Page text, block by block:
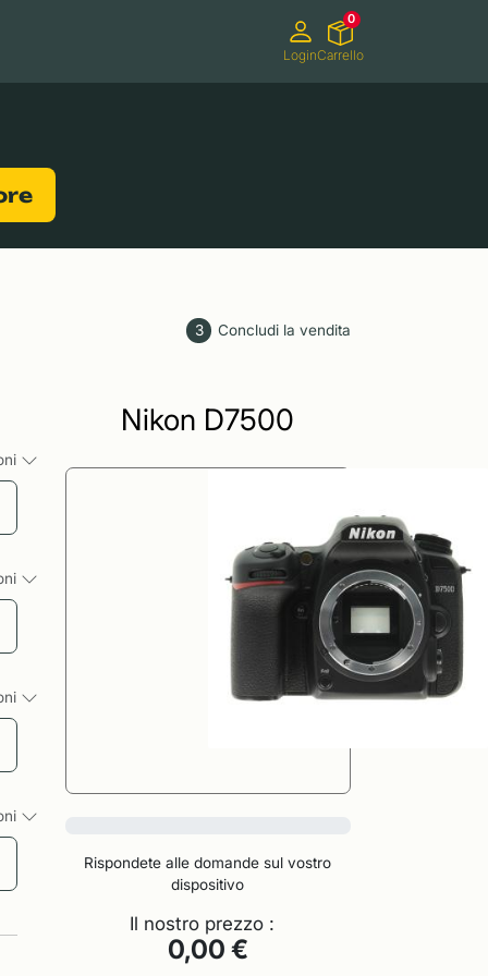
LoginCarrello
0
3 Concludi la vendita
Nikon D7500
Rispondete alle domande sul vostro
dispositivo
Il nostro prezzo :
0,00 €